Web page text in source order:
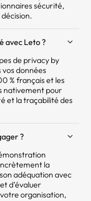
sécurité,
avec Leto ?
de privacy by
données
% français et les
nativement pour
et la traçabilité des
?
la
adéquation avec
d’évaluer
organisation,